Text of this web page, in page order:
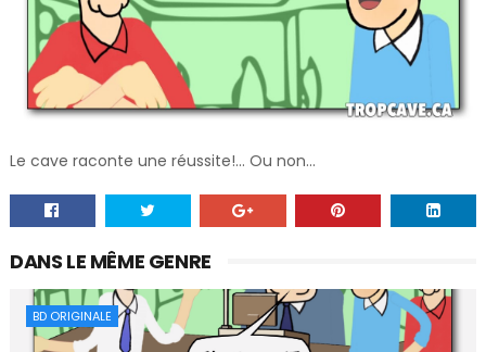
Le cave raconte une réussite!... Ou non...
DANS LE MÊME GENRE
BD ORIGINALE